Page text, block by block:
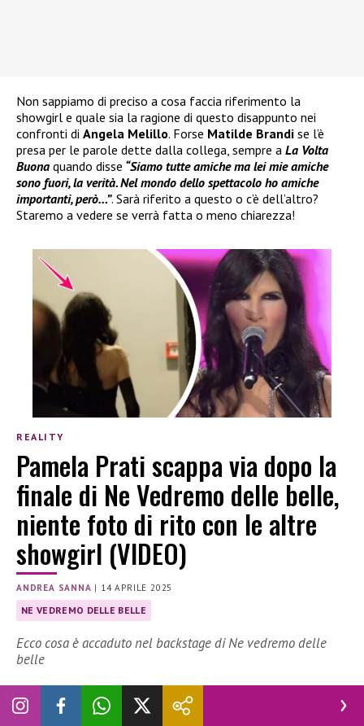
Non sappiamo di preciso a cosa faccia riferimento la
showgirl e quale sia la ragione di questo disappunto nei
confronti di Angela Melillo. Forse Matilde Brandi se l’è
presa per le parole dette dalla collega, sempre a La Volta
Buona quando disse “Siamo tutte amiche ma lei mie amiche
sono fuori, la verità. Nel mondo dello spettacolo ho amiche
importanti, però…”. Sarà riferito a questo o c’è dell’altro?
Staremo a vedere se verrà fatta o meno chiarezza!
REALITY
Pamela Prati scappa via dopo la
finale di Ne Vedremo delle belle,
niente foto di rito con le altre
showgirl (VIDEO)
ANDREA SANNA | 14 APRILE 2025
NE VEDREMO DELLE BELLE
Ecco cosa è accaduto nel backstage di Ne vedremo delle
belle
scappata via nel dietro le quinte, tanto da saltare anche la